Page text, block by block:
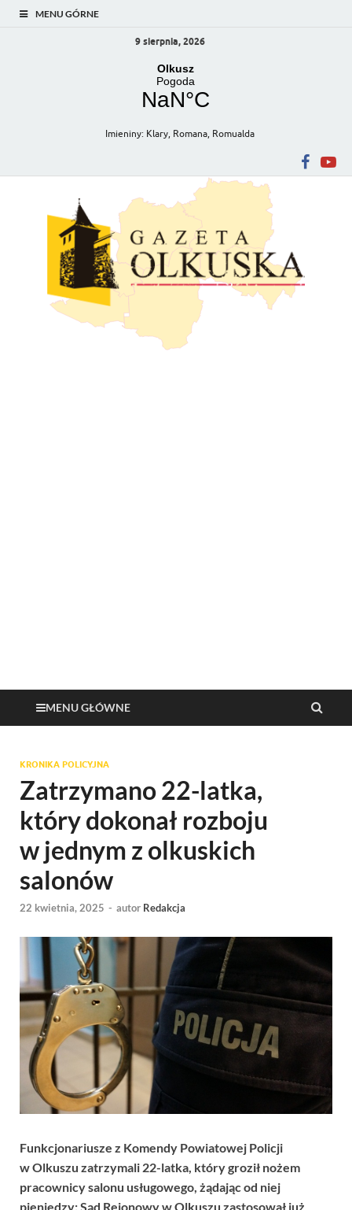
MENU GÓRNE
9 sierpnia, 2026
Imieniny: Klary, Romana, Romualda
Gazeta Olkuska
MENU GŁÓWNE
KRONIKA POLICYJNA
Zatrzymano 22-latka,
który dokonał rozboju
w jednym z olkuskich
salonów
22 kwietnia, 2025 - autor Redakcja
Funkcjonariusze z Komendy Powiatowej Policji
w Olkuszu zatrzymali 22-latka, który groził nożem
pracownicy salonu usługowego, żądając od niej
pieniędzy: Sąd Rejonowy w Olkuszu zastosował już